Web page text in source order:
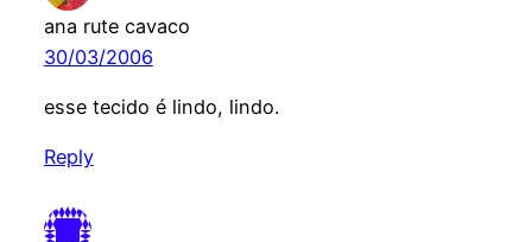
ana rute cavaco
30/03/2006
esse tecido é lindo, lindo.
Reply